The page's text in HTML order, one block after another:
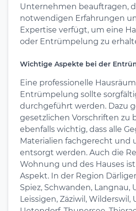
Unternehmen beauftragen,
notwendigen Erfahrungen
Expertise verfügt, um eine
oder Entrümpelung zu
Wichtige Aspekte bei der
Eine professionelle
Entrümpelung sollte
durchgeführt werden. Dazu
gesetzlichen Vorschriften zu
ebenfalls wichtig, dass alle
Materialien fachgerecht und
entsorgt werden. Auch die
Wohnung und des Hauses
Aspekt. In der Region
Spiez, Schwanden, Langnau,
Leissigen, Zäziwil, Wilderswil,